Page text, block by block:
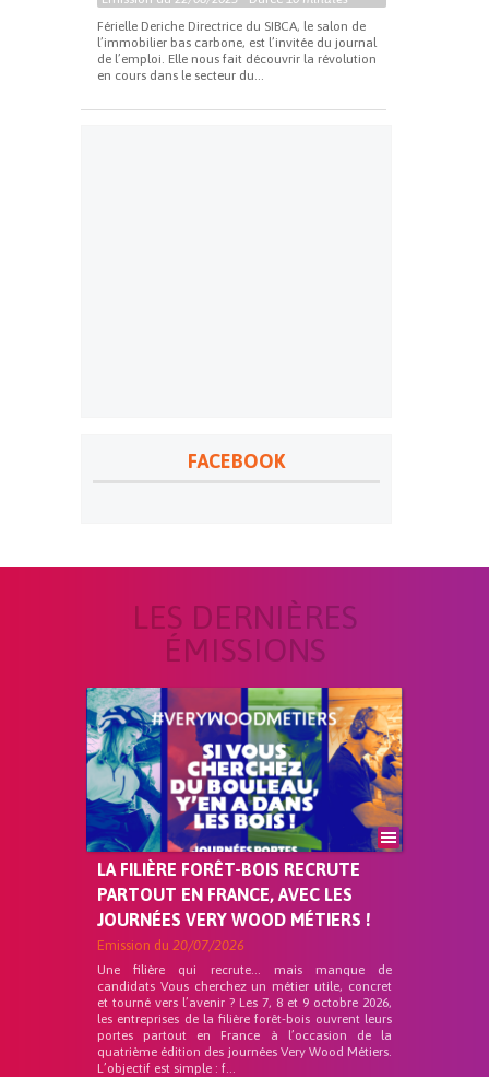
Férielle Deriche Directrice du SIBCA, le salon de
l’immobilier bas carbone, est l’invitée du journal
de l’emploi. Elle nous fait découvrir la révolution
en cours dans le secteur du...
FACEBOOK
LES DERNIÈRES
ÉMISSIONS
LA FILIÈRE FORÊT-BOIS RECRUTE
PARTOUT EN FRANCE, AVEC LES
JOURNÉES VERY WOOD MÉTIERS !
Emission du 20/07/2026
Une filière qui recrute… mais manque de
candidats Vous cherchez un métier utile, concret
et tourné vers l’avenir ? Les 7, 8 et 9 octobre 2026,
les entreprises de la filière forêt-bois ouvrent leurs
portes partout en France à l’occasion de la
quatrième édition des journées Very Wood Métiers.
L’objectif est simple : f...